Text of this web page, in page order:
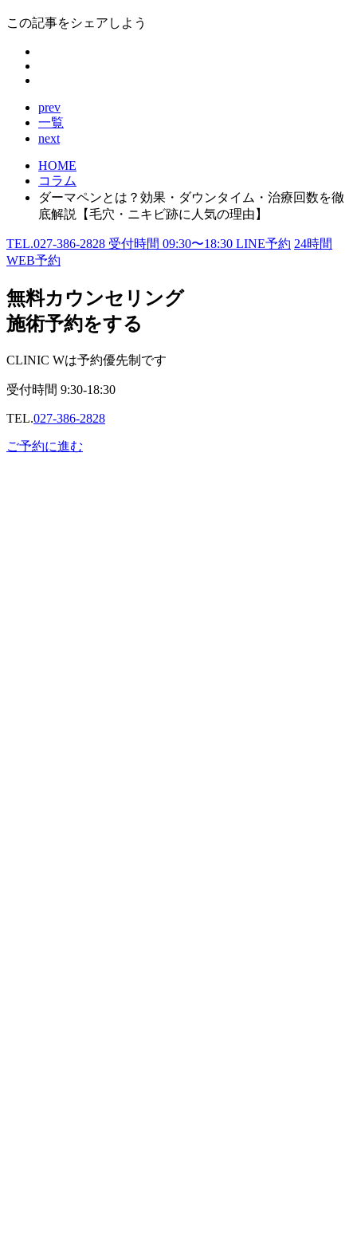
この記事をシェアしよう
prev
一覧
next
HOME
コラム
ダーマペンとは？効果・ダウンタイム・治療回数を徹
底解説【毛穴・ニキビ跡に人気の理由】
TEL.027-386-2828 受付時間 09:30〜18:30 LINE予約 24時間
WEB予約
無料カウンセリング
施術予約をする
CLINIC Wは予約優先制です
受付時間 9:30-18:30
TEL.027-386-2828
ご予約に進む